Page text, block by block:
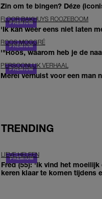
Zin om te bingen? Déze
FLOOR BAKHUYS ROOZEBOOM
'Ik kan weer eens niet laten
ROOS MOGGRÉ
'"Roos, waarom heb je de
PERSOONLIJK VERHAAL
Merel verhuist voor een man
TRENDING
LIEVE HELEEN
Fred (55): 'Ik vind het
keren klaar te komen tijdens